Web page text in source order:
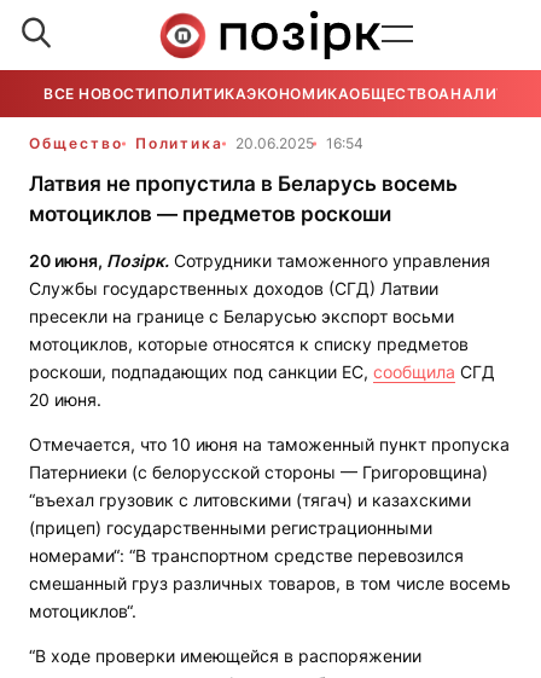
ВСЕ НОВОСТИ ПОЛИТИКАЭКОНОМИКАОБЩЕСТВОАНАЛИТИКА
Общество Политика 20.06.2025 16:54
Латвия не пропустила в Беларусь восемь
мотоциклов — предметов роскоши
20 июня, Позірк. Сотрудники таможенного управления
Службы государственных доходов (СГД) Латвии
пресекли на границе с Беларусью экспорт восьми
мотоциклов, которые относятся к списку предметов
роскоши, подпадающих под санкции ЕС, сообщила СГД
20 июня.
Отмечается, что 10 июня на таможенный пункт пропуска
Патерниеки (с белорусской стороны — Григоровщина)
“въехал грузовик с литовскими (тягач) и казахскими
(прицеп) государственными регистрационными
номерами“: “В транспортном средстве перевозился
смешанный груз различных товаров, в том числе восемь
мотоциклов“.
“В ходе проверки имеющейся в распоряжении